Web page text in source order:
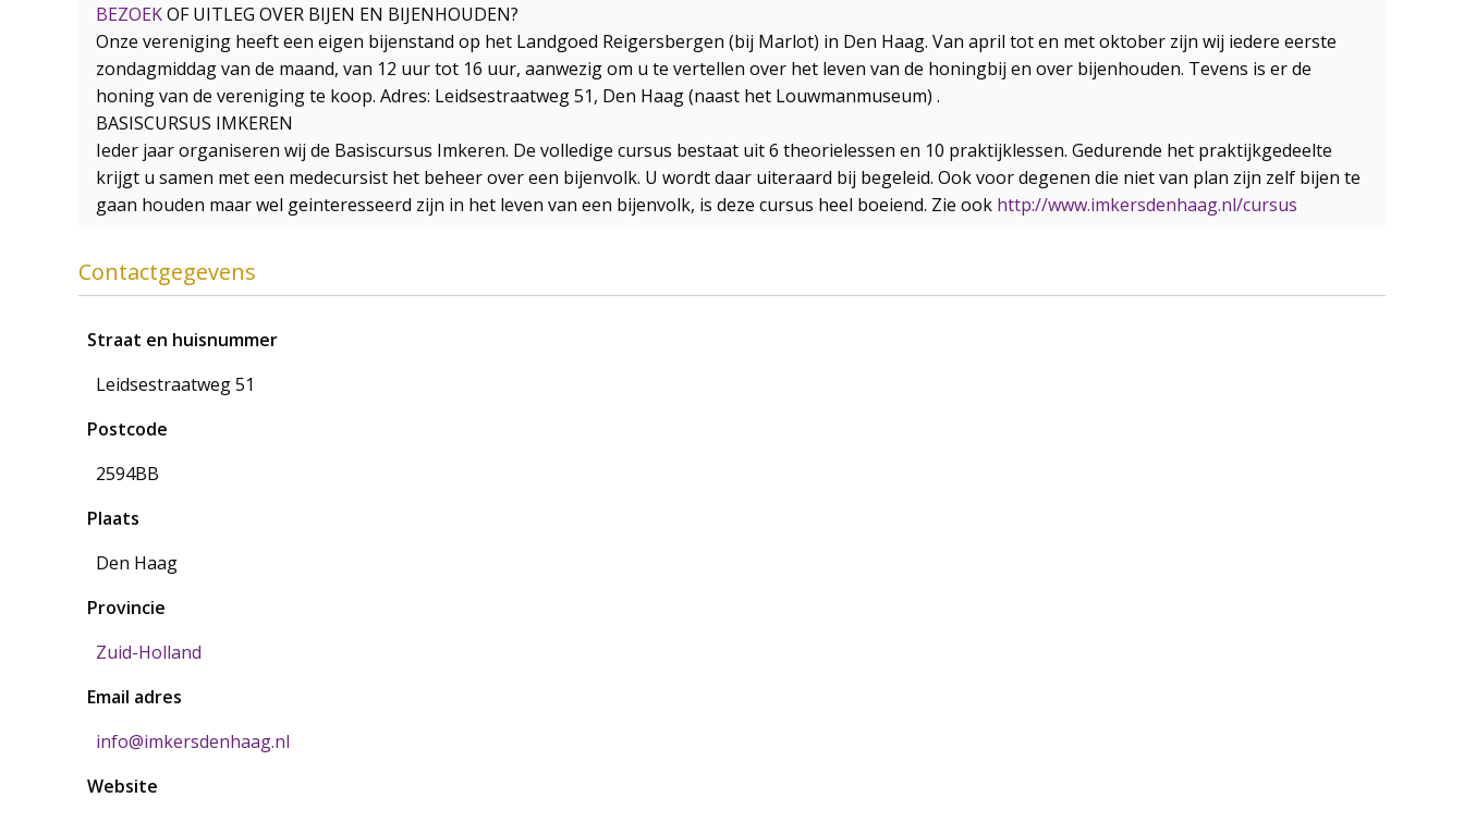
BEZOEKOF UITLEG OVER BIJEN EN BIJENHOUDEN?
Onze vereniging heeft een eigen bijenstand op het Landgoed Reigersbergen (bij Marlot) in Den Haag. Van april tot en met oktober zijn wij iedere eerste
zondagmiddag van de maand, van 12 uur tot 16 uur, aanwezig om u te vertellen over het leven van de honingbij en over bijenhouden. Tevens is er de
honing van de vereniging te koop. Adres: Leidsestraatweg 51, Den Haag (naast het Louwmanmuseum) .
BASISCURSUS IMKEREN
Ieder jaar organiseren wij de Basiscursus Imkeren. De volledige cursus bestaat uit 6 theorielessen en 10 praktijklessen. Gedurende het praktijkgedeelte
krijgt u samen met een medecursist het beheer over een bijenvolk. U wordt daar uiteraard bij begeleid. Ook voor degenen die niet van plan zijn zelf bijen te
gaan houden maar wel geinteresseerd zijn in het leven van een bijenvolk, is deze cursus heel boeiend. Zie ook http://www.imkersdenhaag.nl/cursus
Contactgegevens
Straat en huisnummer
Leidsestraatweg 51
Postcode
2594BB
Plaats
Den Haag
Provincie
Zuid-Holland
Email adres
info@imkersdenhaag.nl
Website